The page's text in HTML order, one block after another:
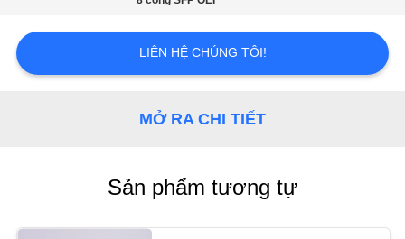
YÊU
CẦU
LIÊN HỆ CHÚNG TÔI!
MỞ RA CHI TIẾT
Sản phẩm tương tự